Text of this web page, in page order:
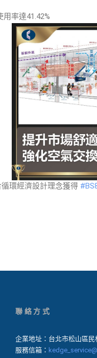
率達41.42%
環經濟設計理念獲得
聯絡方式
企業地址：台北市松山區
服務信箱：